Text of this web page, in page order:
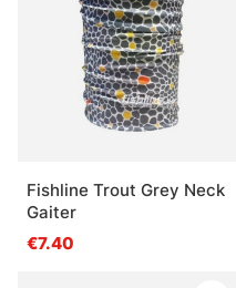
Fishline Trout Grey Neck
Gaiter
€7.40